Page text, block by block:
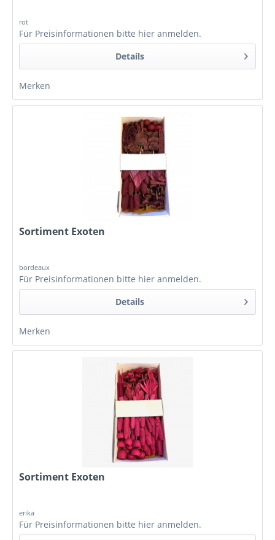
rot
Für Preisinformationen bitte hier anmelden.
Details
Merken
Sortiment Exoten
bordeaux
Für Preisinformationen bitte hier anmelden.
Details
Merken
Sortiment Exoten
erika
Für Preisinformationen bitte hier anmelden.